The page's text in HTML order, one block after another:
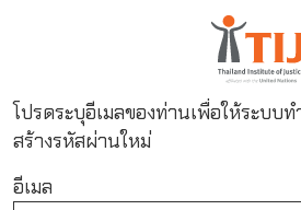
โปรดระบุอีเมลของท่านเพื่อให้ระบบ
สร้างรหัสผ่านใหม่
อีเมล